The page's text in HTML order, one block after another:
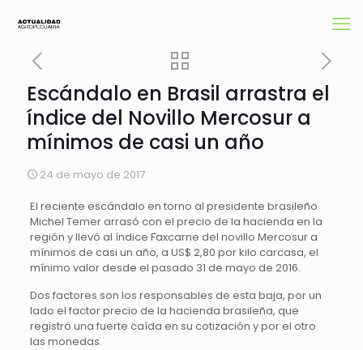
Escándalo en Brasil arrastra el
índice del Novillo Mercosur a
mínimos de casi un año
24 de mayo de 2017
El reciente escándalo en torno al presidente brasileño
Michel Temer arrasó con el precio de la hacienda en la
región y llevó al índice Faxcarne del novillo Mercosur a
mínimos de casi un año, a US$ 2,80 por kilo carcasa, el
mínimo valor desde el pasado 31 de mayo de 2016.
Dos factores son los responsables de esta baja, por un
lado el factor precio de la hacienda brasileña, que
registró una fuerte caída en su cotización y por el otro
las monedas.